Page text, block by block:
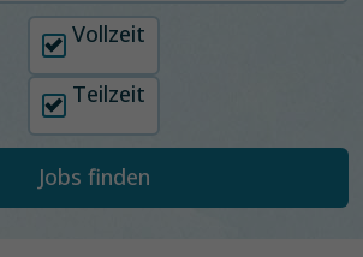
Arbeitszeit auswählen
Vollzeit
Teilzeit